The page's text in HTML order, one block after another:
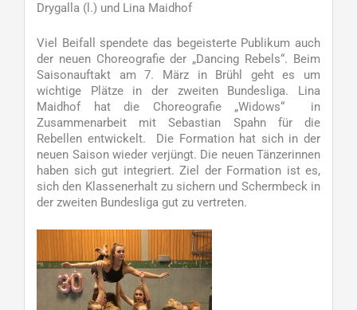
Drygalla (l.) und Lina Maidhof
Viel Beifall spendete das begeisterte Publikum auch
der neuen Choreografie der „Dancing Rebels“. Beim
Saisonauftakt am 7. März in Brühl geht es um
wichtige Plätze in der zweiten Bundesliga. Lina
Maidhof hat die Choreografie „Widows“ in
Zusammenarbeit mit Sebastian Spahn für die
Rebellen entwickelt. Die Formation hat sich in der
neuen Saison wieder verjüngt. Die neuen Tänzerinnen
haben sich gut integriert. Ziel der Formation ist es,
sich den Klassenerhalt zu sichern und Schermbeck in
der zweiten Bundesliga gut zu vertreten.